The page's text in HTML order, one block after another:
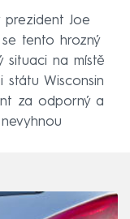
Joe
se tento hrozný
situaci na místě
státu Wisconsin
za odporný a